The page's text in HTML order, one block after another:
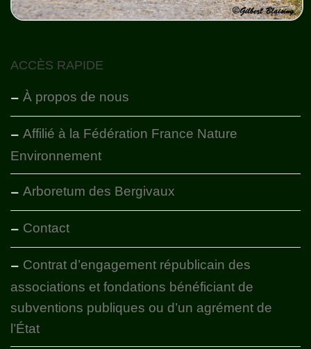
ACCÈS RAPIDE
À propos de nous
Affilié à la Fédération France Nature
Environnement
Arboretum des Bergivaux
Contact
Contrat d’engagement républicain des
associations et fondations bénéficiant de
subventions publiques ou d’un agrément de
l’État